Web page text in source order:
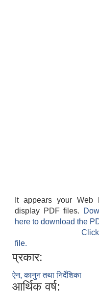
It appears your Web
display PDF files.
here to download the
file.
प्रकार:
ऐन, कानुन तथा निर्देशिका
आर्थिक वर्ष: